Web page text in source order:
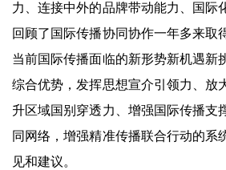
力、连接中外的品牌带动能力、国际
回顾了国际传播协同协作一年多来取
当前国际传播面临的新形势新机遇新
综合优势，发挥思想宣介引领力、放
升区域国别穿透力、增强国际传播支
同网络，增强精准传播联合行动的系
见和建议。